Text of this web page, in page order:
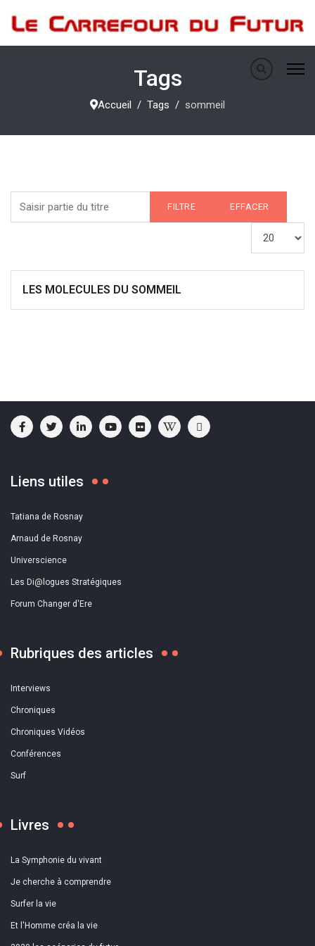
Tags
Accueil Tags sommeil
FILTRE EFFACER
LES MOLECULES DU SOMMEIL
Liens utiles
Tatiana de Rosnay
Arnaud de Rosnay
Universcience
Les Di@logues Stratégiques
Forum Changer d'Ere
Rubriques des articles
Interviews
Chroniques
Chroniques Vidéos
Conférences
Surf
Livres
La Symphonie du vivant
Je cherche à comprendre
Surfer la vie
Et l'Homme créa la vie